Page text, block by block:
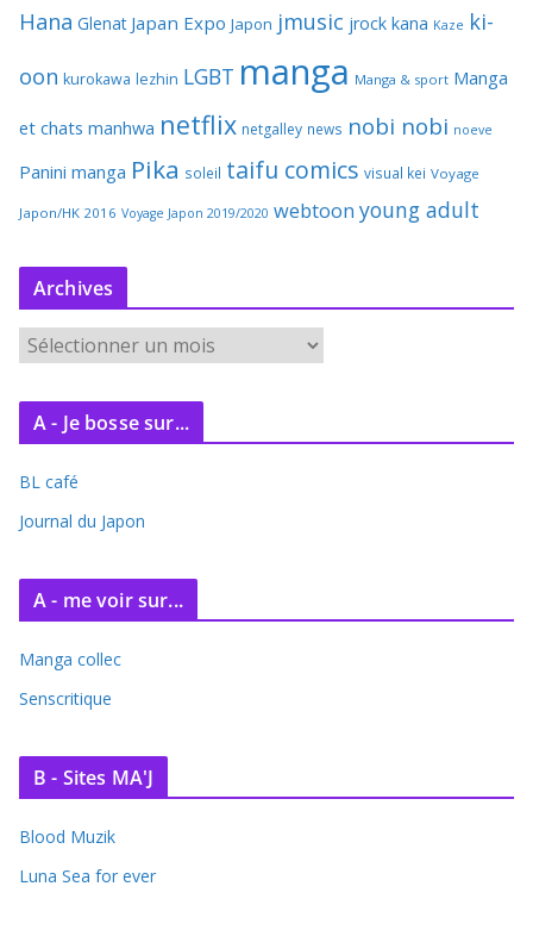
Hana Glenat Japan Expo Japon jmusic jrock kana Kaze ki-
oon kurokawa lezhin LGBT manga Manga & sport Manga
et chats manhwa netflix netgalley news nobi nobi noeve
Panini manga Pika soleil taifu comics visual kei Voyage
Japon/HK 2016 Voyage Japon 2019/2020 webtoon young adult
Archives
r
c
v
e
A - Je bosse sur...
BL café
Journal du Japon
A - me voir sur...
Manga collec
Senscritique
B - Sites MA'J
Blood Muzik
Luna Sea for ever